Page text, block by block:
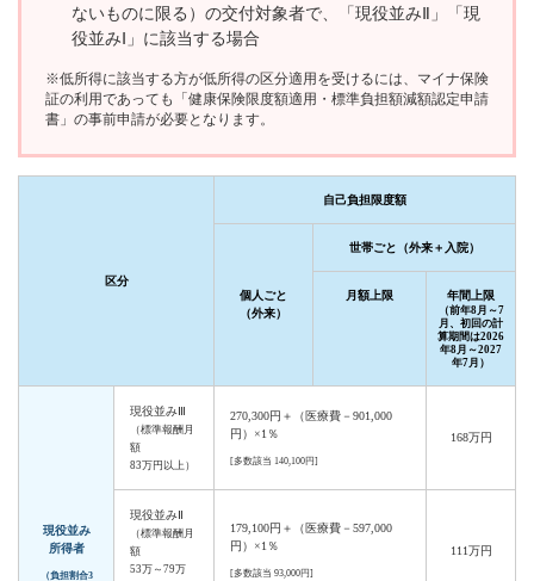
ないものに限る）の交付対象者で、「現役並みⅡ」「現
役並みⅠ」に該当する場合
※低所得に該当する方が低所得の区分適用を受けるには、マイナ保険
証の利用であっても「健康保険限度額適用・標準負担額減額認定申請
書」の事前申請が必要となります。
区分
自己負担限度額
個人ごと
（外来）
世帯ごと（外来＋入院）
月額上限 年間上限
（前年8月～7
月、初回の計
算期間は2026
年8月～2027
年7月）
現役並み
所得者
（負担割合3
現役並みⅢ
（標準報酬月
額
83万円以上）
270,300円＋（医療費－901,000
円）×1％
[多数該当 140,100円]
168万円
現役並みⅡ
（標準報酬月
額
53万～79万
179,100円＋（医療費－597,000
円）×1％
[多数該当 93,000円]
111万円